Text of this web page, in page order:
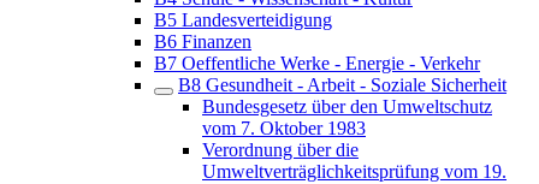
B5 Landesverteidigung
B6 Finanzen
B7 Oeffentliche Werke - Energie - Verkehr
B8 Gesundheit - Arbeit - Soziale Sicherheit
Bundesgesetz über den Umweltschutz
vom 7. Oktober 1983
Verordnung über die
Umweltverträglichkeitsprüfung vom 19.